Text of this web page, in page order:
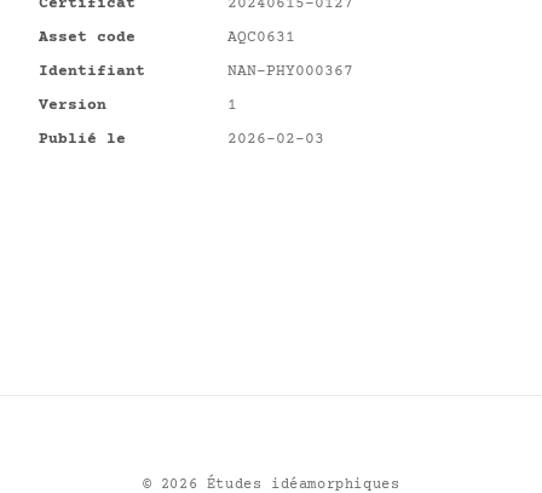
Certificat
20240615-0127
Asset code
AQC0631
Identifiant
NAN-PHY000367
Version
1
Publié le
2026-02-03
© 2026 Études idéamorphiques